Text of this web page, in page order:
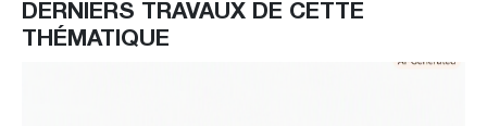
DERNIERS TRAVAUX DE CETTE
THÉMATIQUE